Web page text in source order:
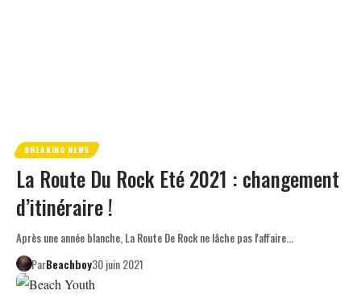
BREAKING NEWS
La Route Du Rock Eté 2021 : changement
d’itinéraire !
Après une année blanche, La Route De Rock ne lâche pas l'affaire…
ParBeachboy30 juin 2021